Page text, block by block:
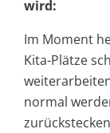
wird:
Im Moment
Kita-Plätze
normal